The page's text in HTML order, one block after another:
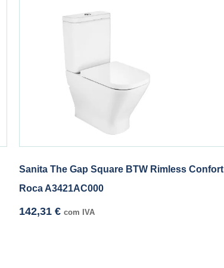
Sanita The Gap Square BTW Rimless Confort
Roca A3421AC000
142,31 € com IVA